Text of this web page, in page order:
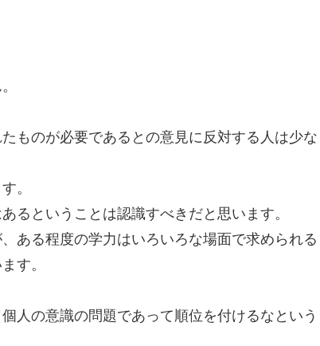
ものが必要であるとの意見に反対する人は少な
。
るということは認識すべきだと思います。
ある程度の学力はいろいろな場面で求められる
す。
人の意識の問題であって順位を付けるなという